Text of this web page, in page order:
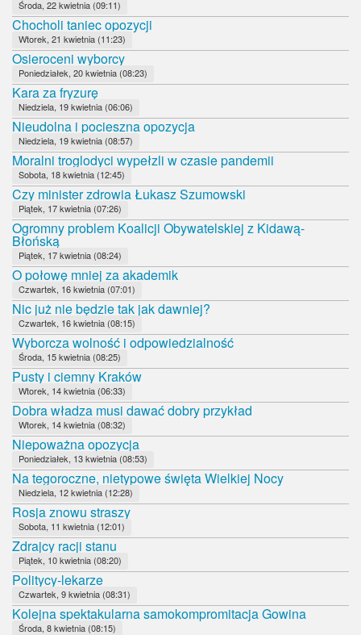
Środa, 22 kwietnia (09:11)
Chocholi taniec opozycji
Wtorek, 21 kwietnia (11:23)
Osieroceni wyborcy
Poniedziałek, 20 kwietnia (08:23)
Kara za fryzurę
Niedziela, 19 kwietnia (06:06)
Nieudolna i pocieszna opozycja
Niedziela, 19 kwietnia (08:57)
Moralni troglodyci wypełzli w czasie pandemii
Sobota, 18 kwietnia (12:45)
Czy minister zdrowia Łukasz Szumowski
Piątek, 17 kwietnia (07:26)
Ogromny problem Koalicji Obywatelskiej z Kidawą-
Błońską
Piątek, 17 kwietnia (08:24)
O połowę mniej za akademik
Czwartek, 16 kwietnia (07:01)
Nic już nie będzie tak jak dawniej?
Czwartek, 16 kwietnia (08:15)
Wyborcza wolność i odpowiedzialność
Środa, 15 kwietnia (08:25)
Pusty i ciemny Kraków
Wtorek, 14 kwietnia (06:33)
Dobra władza musi dawać dobry przykład
Wtorek, 14 kwietnia (08:32)
Niepoważna opozycja
Poniedziałek, 13 kwietnia (08:53)
Na tegoroczne, nietypowe święta Wielkiej Nocy
Niedziela, 12 kwietnia (12:28)
Rosja znowu straszy
Sobota, 11 kwietnia (12:01)
Zdrajcy racji stanu
Piątek, 10 kwietnia (08:20)
Politycy-lekarze
Czwartek, 9 kwietnia (08:31)
Kolejna spektakularna samokompromitacja Gowina
Środa, 8 kwietnia (08:15)